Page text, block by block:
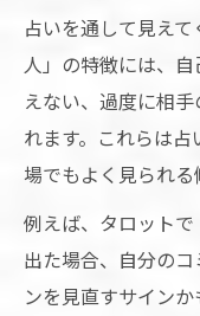
占いを通して見え
人」の特徴には、
えない、過度に相
れます。これらは
場でもよく見られる
例えば、タロット
出た場合、自分の
ンを見直すサイン